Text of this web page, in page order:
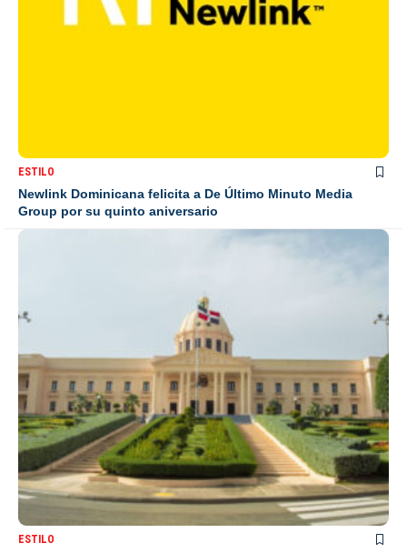
ESTILO
Newlink Dominicana felicita a De Último Minuto Media
Group por su quinto aniversario
ESTILO